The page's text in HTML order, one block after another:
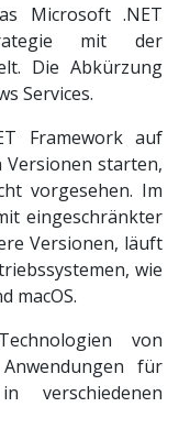
Microsoft .NET
mit der
Die Abkürzung
Services.
Framework auf
Versionen starten,
vorgesehen. Im
eingeschränkter
Versionen, läuft
wie
macOS.
von
für
verschiedenen